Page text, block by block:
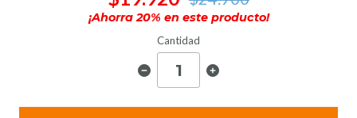
¡Ahorra20% en este producto!
Cantidad